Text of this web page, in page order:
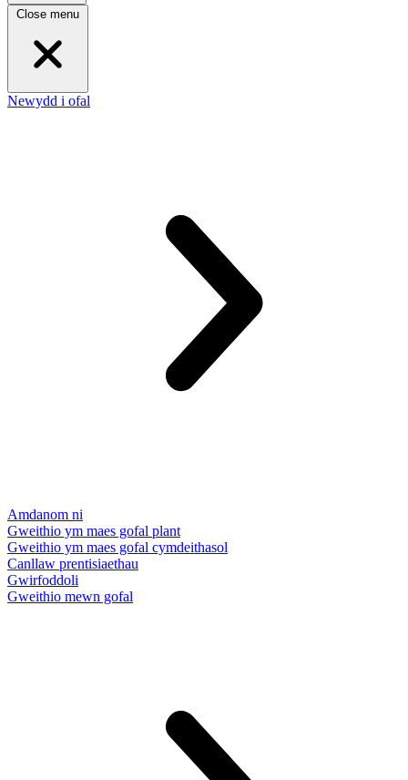
Close menu
Newydd i ofal
Amdanom ni
Gweithio ym maes gofal plant
Gweithio ym maes gofal cymdeithasol
Canllaw prentisiaethau
Gwirfoddoli
Gweithio mewn gofal